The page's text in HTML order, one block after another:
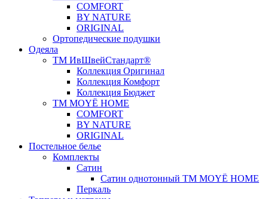
COMFORT
BY NATURE
ORIGINAL
Ортопедические подушки
Одеяла
ТМ ИвШвейСтандарт®
Коллекция Оригинал
Коллекция Комфорт
Коллекция Бюджет
ТМ MOYЁ HOME
COMFORT
BY NATURE
ORIGINAL
Постельное белье
Комплекты
Сатин
Сатин однотонный ТМ MOYЁ HOME
Перкаль